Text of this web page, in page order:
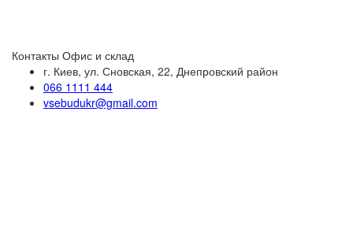
Контакты Офис и склад
г. Киев, ул. Сновская, 22, Днепровский район
066 1111 444
vsebudukr@gmail.com